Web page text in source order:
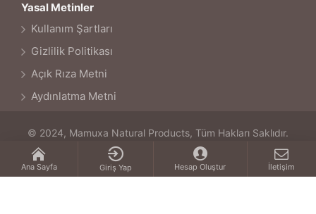
Yasal Metinler
Kullanım Şartları
Gizlilik Politikası
Açık Rıza Metni
Aydınlatma Metni
© 2024, Mamuxa Natural Products, Tüm Hakları Saklıdır.
Ana Sayfa Giriş Yap Hesap Oluştur İletişim